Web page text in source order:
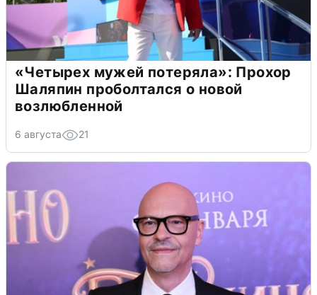
«Четырех мужей потеряла»: Прохор
Шаляпин проболтался о новой
возлюбленной
6 августа 21